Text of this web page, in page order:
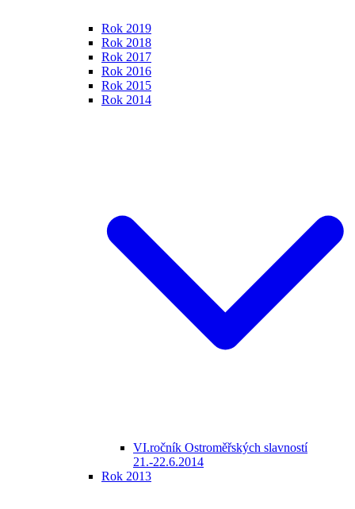
Rok 2019
Rok 2018
Rok 2017
Rok 2016
Rok 2015
Rok 2014
VI.ročník Ostroměřských slavností
21.-22.6.2014
Rok 2013